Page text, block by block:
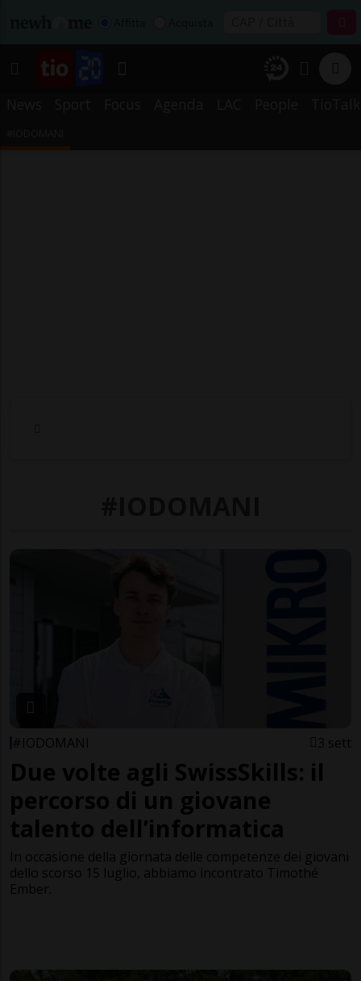
#IODOMANI 3 sett
Due volte agli SwissSkills: il
percorso di un giovane
talento dell’informatica
In occasione della giornata delle competenze dei giovani
dello scorso 15 luglio, abbiamo incontrato Timothé
Ember.